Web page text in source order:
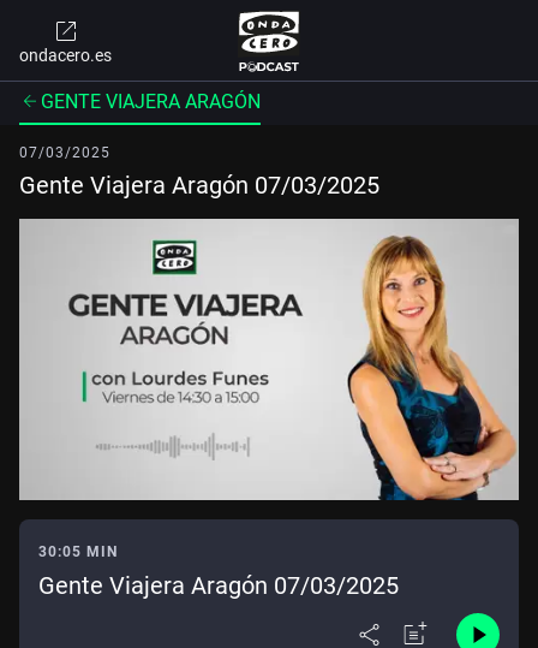
ondacero.es
GENTE VIAJERA ARAGÓN
07/03/2025
Gente Viajera Aragón 07/03/2025
30:05 MIN
Gente Viajera Aragón 07/03/2025